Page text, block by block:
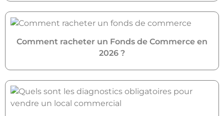
Comment racheter un Fonds de Commerce en
2026 ?